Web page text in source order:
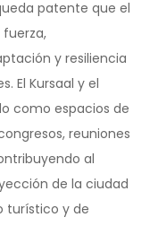
patente que el
fuerza,
y resiliencia
El Kursaal y el
como espacios de
reuniones
al
de la ciudad
turístico y de